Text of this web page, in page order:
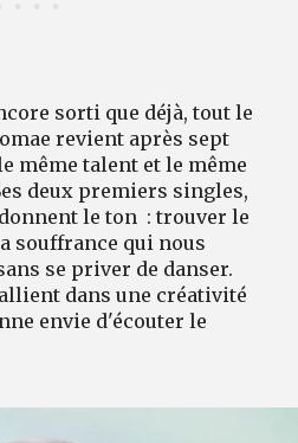
sorti que déjà, tout le
revient après sept
même talent et le même
deux premiers singles,
le ton : trouver le
souffrance qui nous
se priver de danser.
dans une créativité
envie d'écouter le